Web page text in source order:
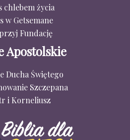
chlebem życia
w Getsemane
Fundację
Apostolskie
Ducha Świętego
Szczepana
i Korneliusz